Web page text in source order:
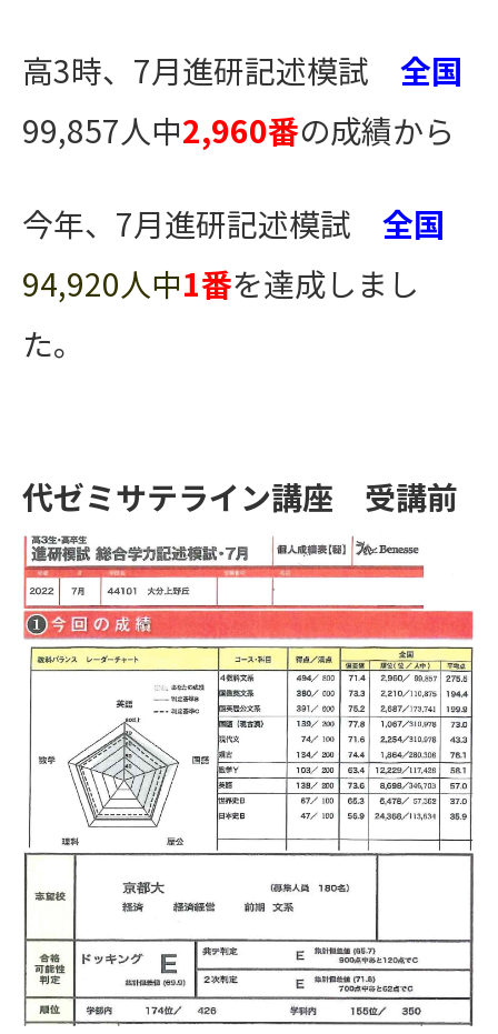
高3時、7月進研記述模試 全国
99,857人中2,960番の成績から
今年、7月進研記述模試 全国
94,920人中1番を達成しまし
た。
代ゼミサテライン講座 受講前